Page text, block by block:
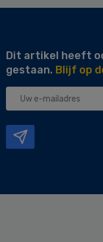
Dit artikel heeft
gestaan. Blijf op
Uw